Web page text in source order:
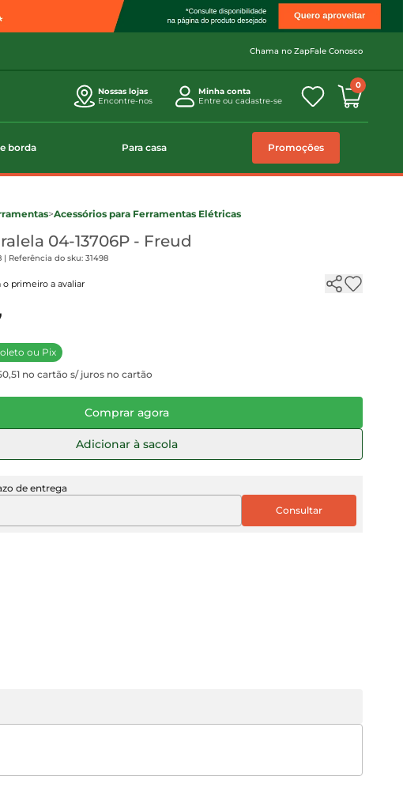
Chama no ZapFale Conosco
Nossas lojas
Encontre-nos
Minha conta
Entre ou cadastre-se
0
borda Para casa Promoções
>Acessórios para Ferramentas Elétricas
04-13706P - Freud
| Referência do sku: 31498
o primeiro a avaliar
ou Pix
no cartão s/ juros no cartão
Comprar agora
Adicionar à sacola
de entrega